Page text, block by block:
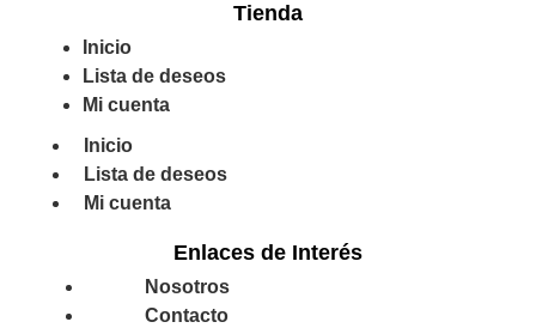
Tienda
Inicio
Lista de deseos
Mi cuenta
Inicio
Lista de deseos
Mi cuenta
Enlaces de Interés
Nosotros
Contacto